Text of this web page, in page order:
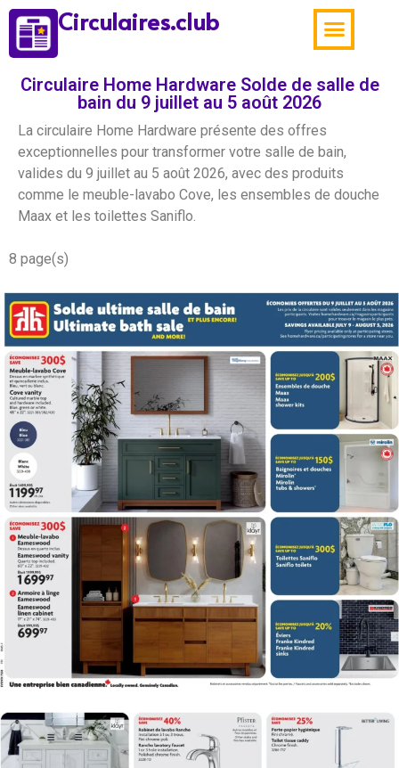
Circulaires.club
Circulaire Home Hardware Solde de salle de
bain du 9 juillet au 5 août 2026
La circulaire Home Hardware présente des offres
exceptionnelles pour transformer votre salle de bain,
valides du 9 juillet au 5 août 2026, avec des produits
comme le meuble-lavabo Cove, les ensembles de douche
Maax et les toilettes Saniflo.
8 page(s)